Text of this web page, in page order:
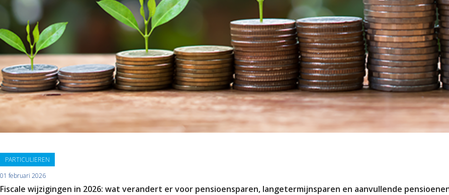
PARTICULIEREN
01 februari 2026
Fiscale wijzigingen in 2026: wat verandert er voor pensioensparen, langetermijnsparen en aanvullende